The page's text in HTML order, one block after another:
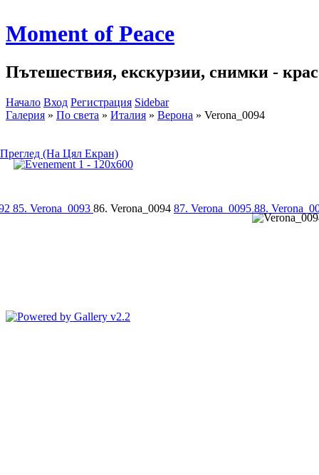
Moment of Peace
Пътешествия, екскурзии, снимки -
Начало Вход Регистрация Sidebar
Галерия » По света » Италия » Верона » Verona_0094
Преглед (На Цял Екран)
85. Verona_0093 86. Verona_0094 87. Verona_009588.